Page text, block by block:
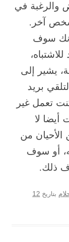
في
آخر.
سوف
يشير إلى
بريد
تعمل غير
أيضا لا
الأحيان من
أو سوف
ذلك.
بتاريخ 12